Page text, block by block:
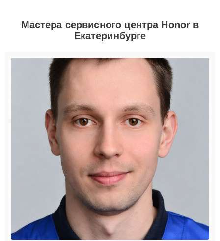
Мастера сервисного центра Honor в
Екатеринбурге